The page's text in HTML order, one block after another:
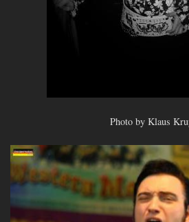
Photo by Klaus